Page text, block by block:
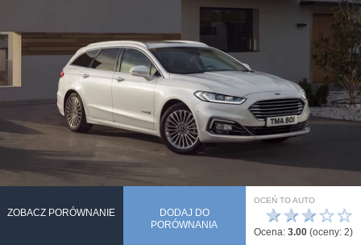
ZOBACZ PORÓWNANIE
DODAJ DO
PORÓWNANIA
OCEŃ TO AUTO
☆
☆
★
★
★
Ocena: 3.00 (oceny: 2)